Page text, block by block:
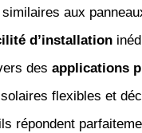
aux
d’installation
des applications
flexibles et
répondent